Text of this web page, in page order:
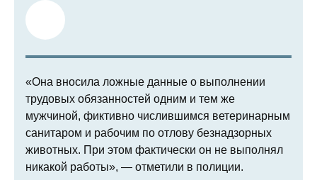
«Она вносила ложные данные о выполнении
трудовых обязанностей одним и тем же
мужчиной, фиктивно числившимся ветеринарным
санитаром и рабочим по отлову безнадзорных
животных. При этом фактически он не выполнял
никакой работы», — отметили в полиции.